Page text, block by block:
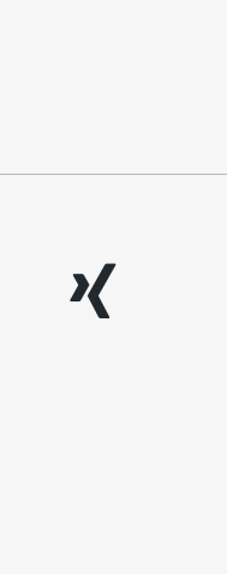
xing